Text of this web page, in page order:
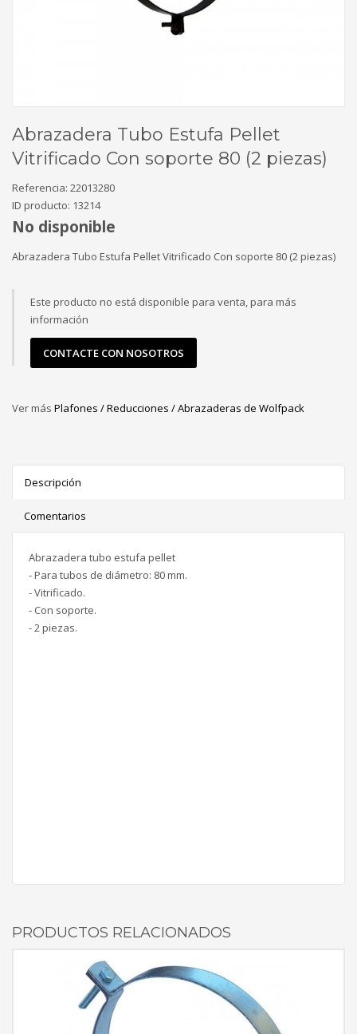
Abrazadera Tubo Estufa Pellet
Vitrificado Con soporte 80 (2 piezas)
Referencia: 22013280
ID producto: 13214
No disponible
Abrazadera Tubo Estufa Pellet Vitrificado Con soporte 80 (2 piezas)
Este producto no está disponible para venta, para más
información
CONTACTE CON NOSOTROS
Ver más Plafones / Reducciones / Abrazaderas de Wolfpack
Descripción
Comentarios
Abrazadera tubo estufa pellet
- Para tubos de diámetro: 80 mm.
- Vitrificado.
- Con soporte.
- 2 piezas.
PRODUCTOS RELACIONADOS